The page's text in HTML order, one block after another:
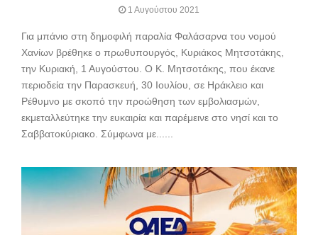
1 Αυγούστου 2021
Για μπάνιο στη δημοφιλή παραλία Φαλάσαρνα του νομού
Χανίων βρέθηκε ο πρωθυπουργός, Κυριάκος Μητσοτάκης,
την Κυριακή, 1 Αυγούστου. Ο Κ. Μητσοτάκης, που έκανε
περιοδεία την Παρασκευή, 30 Ιουλίου, σε Ηράκλειο και
Ρέθυμνο με σκοπό την προώθηση των εμβολιασμών,
εκμεταλλεύτηκε την ευκαιρία και παρέμεινε στο νησί και το
Σαββατοκύριακο. Σύμφωνα με......